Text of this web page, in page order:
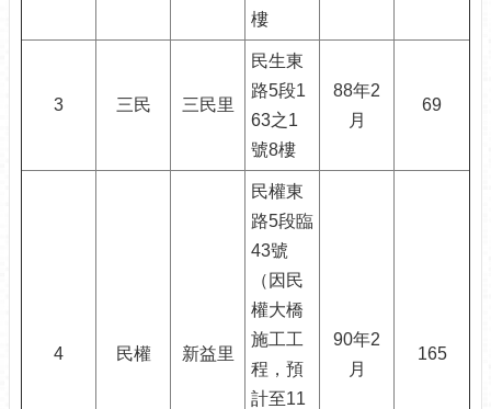
服
樓
3 三民 三民里
民生東
路5段1
63之1
號8樓
88年2
月
69
4 民權 新益里
民權東
路5段臨
43號
（因民
權大橋
施工工
程，預
計至11
90年2
月
165